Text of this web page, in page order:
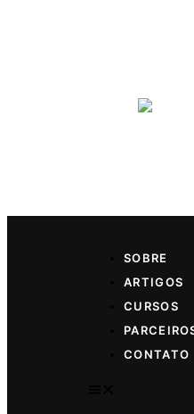
SOBRE
ARTIGOS
CURSOS
CONTATO